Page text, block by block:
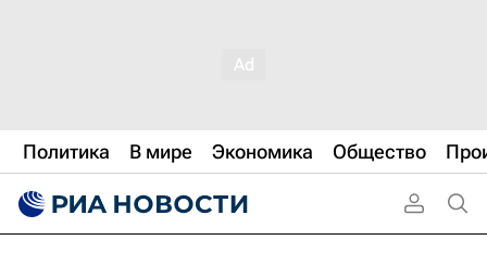
Политика В мире Экономика Общество